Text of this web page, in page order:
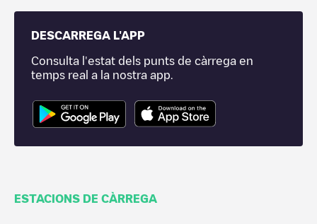
DESCARREGA L'APP
Consulta l'estat dels punts de càrrega en
temps real a la nostra app.
ESTACIONS DE CÀRREGA